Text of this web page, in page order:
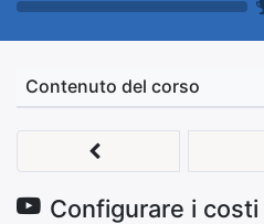
Contenuto del corso
Configurare i